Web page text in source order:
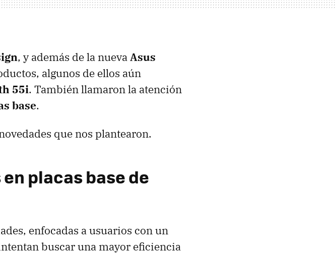
, y además de la nuevaAsus
algunos de ellos aún
55i. También llamaron la atención
base.
que nos plantearon.
placas base de
enfocadas a usuarios con un
buscar una mayor eficiencia